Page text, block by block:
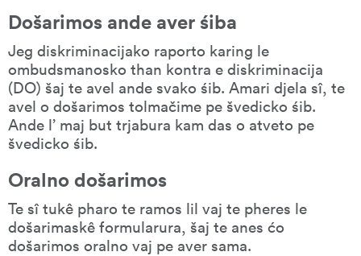
Došarimos ande aver śiba
Jeg diskriminacijako raporto karing le
ombudsmanosko than kontra e diskriminacija
(DO) šaj te avel ande svako śib. Amari djela sî, te
avel o došarimos tolmačime pe švedicko śib.
Ande l’ maj but trjabura kam das o atveto pe
švedicko śib.
Oralno došarimos
Te sî tukê pharo te ramos lil vaj te pheres le
došarimaskê formularura, šaj te anes ćo
došarimos oralno vaj pe aver sama.